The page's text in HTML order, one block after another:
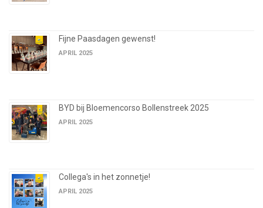
Fijne Paasdagen gewenst!
APRIL 2025
BYD bij Bloemencorso Bollenstreek 2025
APRIL 2025
Collega's in het zonnetje!
APRIL 2025